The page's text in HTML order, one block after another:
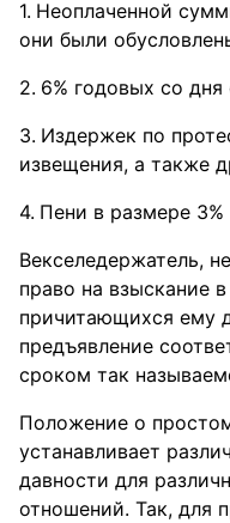
Неоплаченной
они были
6% годовых со
Издержек по
извещения, а также
Пени в размере 3%
Векселедержатель,
право на взыскание
причитающихся ему
предъявление
сроком так
Положение о
устанавливает
давности для
отношений. Так, для